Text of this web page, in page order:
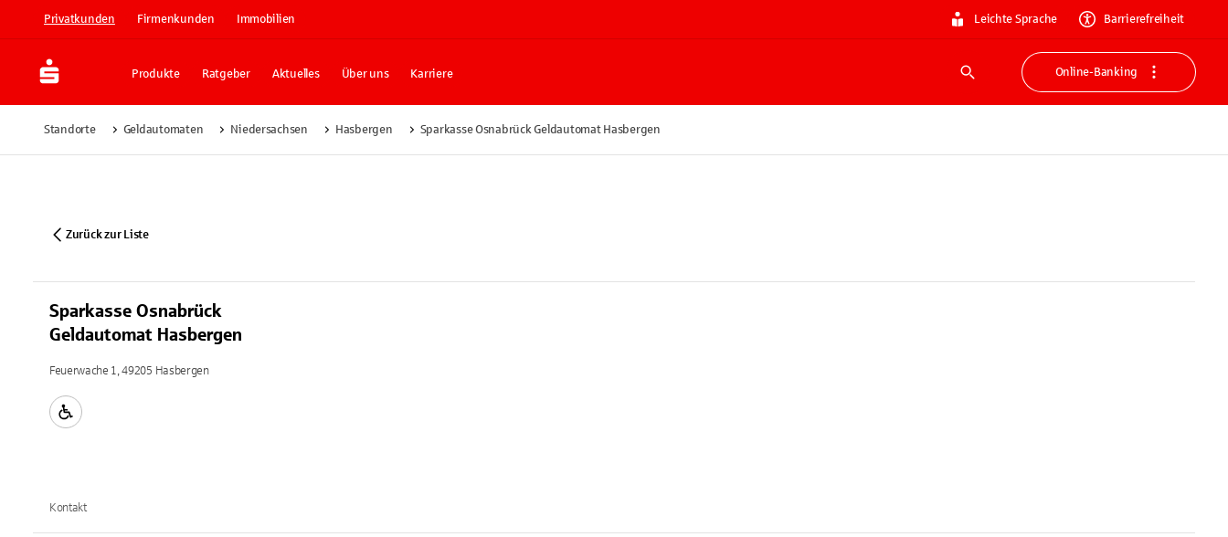
Privatkunden Firmenkunden Immobilien Leichte Sprache Barrierefreiheit
Produkte Ratgeber Aktuelles Über uns Karriere
Suche
Online-Banking
Standorte Geldautomaten Niedersachsen Hasbergen Sparkasse Osnabrück Geldautomat Hasbergen
Zurück zur Liste
Sparkasse Osnabrück
Geldautomat Hasbergen
Feuerwache 1, 49205 Hasbergen
Kontakt